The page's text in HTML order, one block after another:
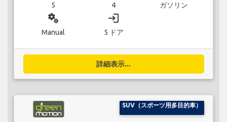
5 4 ガソリン
miscellaneous_services
Manual
login
5 ドア
詳細表示...
SUV（スポーツ用多目的車）